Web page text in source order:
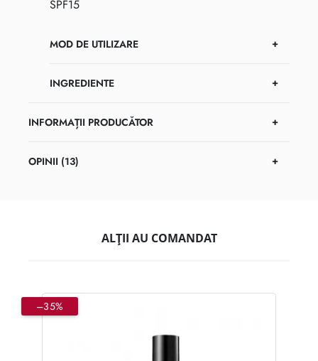
SPF15
MOD DE UTILIZARE
INGREDIENTE
INFORMAȚII PRODUCĂTOR
OPINII (13)
ALȚII AU COMANDAT
–35%